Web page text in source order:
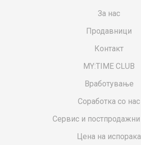
За нас
Продавници
Контакт
MY:TIME CLUB
Вработување
Соработка со нас
Сервис и постпродажни
Цена на испорака